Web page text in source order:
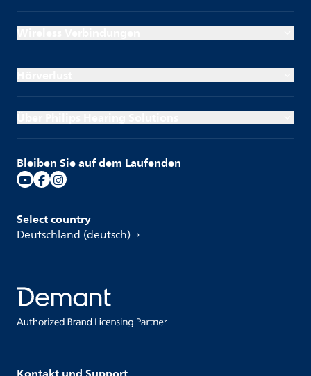
Bleiben Sie auf dem Laufenden
Select country
Deutschland (deutsch)